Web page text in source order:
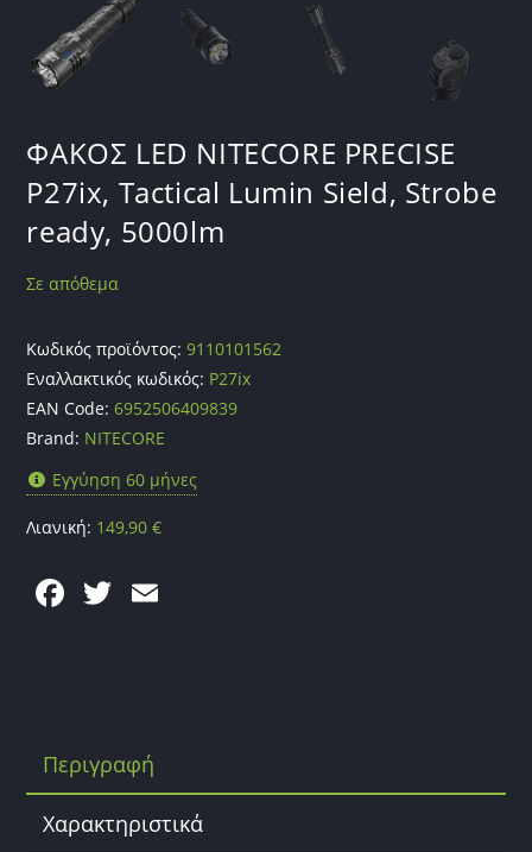
ΦΑΚΟΣ LED NITECORE PRECISE
P27ix, Tactical Lumin Sield, Strobe
ready, 5000lm
Σε απόθεμα
Κωδικός προϊόντος:9110101562
Εναλλακτικός κωδικός: P27ix
EAN Code:6952506409839
Brand: NITECORE
Εγγύηση 60 μήνες
Λιανική: 149,90€
F
o
o
T
Περιγραφή
Χαρακτηριστικά